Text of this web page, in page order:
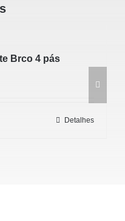
Brco 4 pás
Detalhes